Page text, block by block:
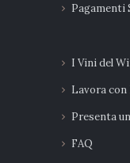
Pagamenti
I Vini del
Lavora con
Presenta
FAQ